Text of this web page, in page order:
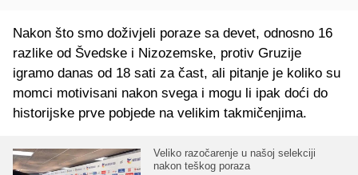
Nakon što smo doživjeli poraze sa devet, odnosno 16
razlike od Švedske i Nizozemske, protiv Gruzije
igramo danas od 18 sati za čast, ali pitanje je koliko su
momci motivisani nakon svega i mogu li ipak doći do
historijske prve pobjede na velikim takmičenjima.
Veliko razočarenje u našoj selekciji
nakon teškog poraza